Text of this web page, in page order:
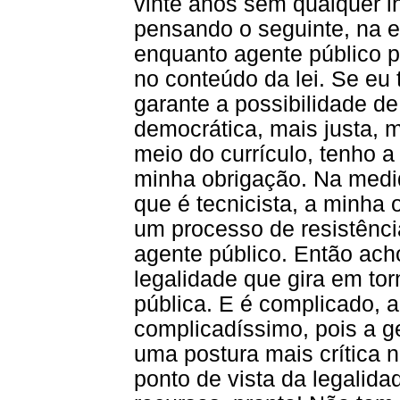
pensando o seguinte, na
enquanto agente público
no conteúdo da lei. Se
garante a possibilidade
democrática, mais justa,
meio do currículo, tenho
minha obrigação. Na
que é tecnicista, a minha
um processo de
agente público. Então
legalidade que gira em
pública. E é complicado,
complicadíssimo, pois a
uma postura mais crítica
ponto de vista da